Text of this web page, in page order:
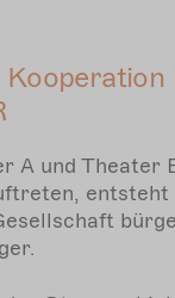
A und Theater
entsteht